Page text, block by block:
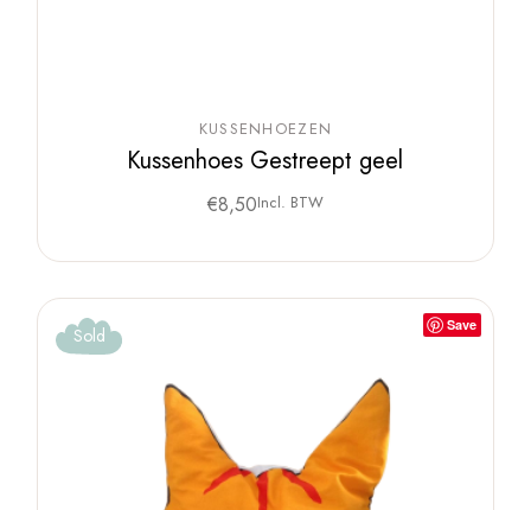
KUSSENHOEZEN
Kussenhoes Gestreept geel
€8,50Incl. BTW
Save
Sold